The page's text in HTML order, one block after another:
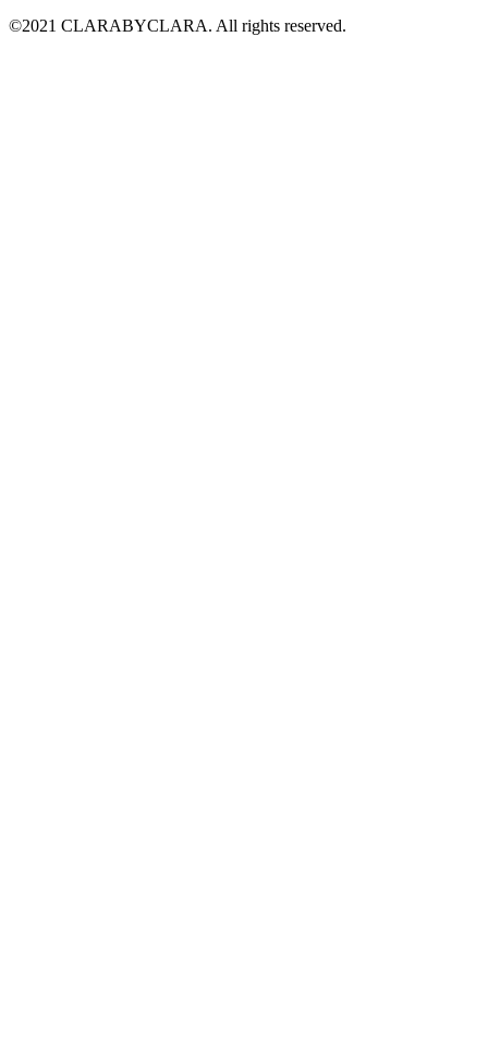
©2021 CLARABYCLARA. All rights reserved.